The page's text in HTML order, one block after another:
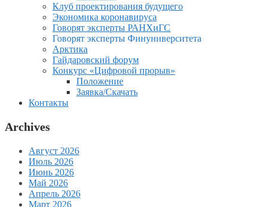
Клуб проектирования будущего
Экономика коронавируса
Говорят эксперты РАНХиГС
Говорят эксперты Финуниверситета
Арктика
Гайдаровский форум
Конкурс «Цифровой прорыв»
Положение
Заявка/Скачать
Контакты
Archives
Август 2026
Июль 2026
Июнь 2026
Май 2026
Апрель 2026
Март 2026